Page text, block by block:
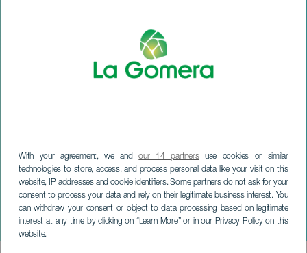
With your agreement, we andour 14 partnersuse cookies or similar
technologies to store, access, and process personal data like your visit on this
website, IP addresses and cookie identifiers. Some partners do not ask for your
consent to process your data and rely on their legitimate business interest. You
can withdraw your consent or object to data processing based on legitimate
interest at any time by clicking on “Learn More” or in our Privacy Policy on this
website.
La vuelta al mundo en 8
Compases - Programa
Sinfónico en La Gomera
LA GOMERA